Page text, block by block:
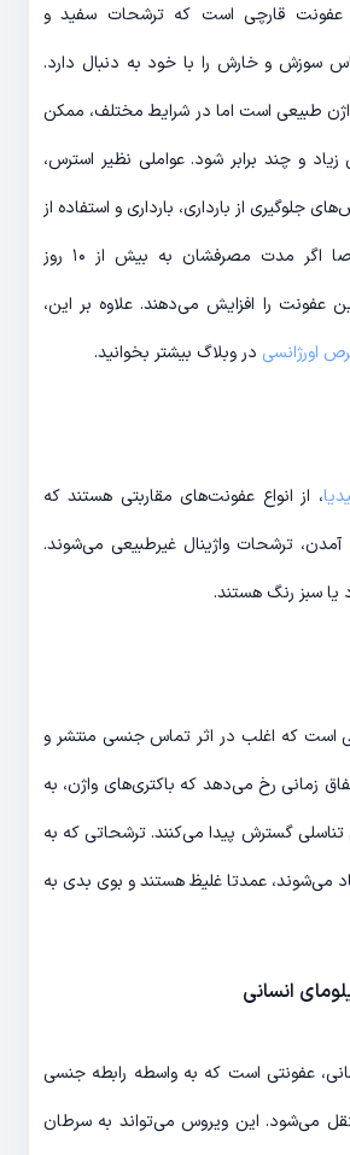
عفونت قارچی است که ترشحات سفید و
سوزش و خارش را با خود به دنبال دارد.
طبیعی است اما در شرایط مختلف، ممکن
و چند برابر شود. عواملی نظیر استرس،
جلوگیری از بارداری، بارداری و استفاده از
آنتی‌بیوتیک‌ها (خصوصا اگر مدت مصرفشان به بیش از ۱۰ روز
عفونت را افزایش می‌دهند. علاوه بر این،
اورژانسی در وبلاگ بیشتر بخوانید.
، از انواع عفونت‌های مقاربتی هستند که
ترشحات واژینال غیرطبیعی می‌شوند.
یا سبز رنگ هستند.
است که اغلب در اثر تماس جنسی منتشر و
زمانی رخ می‌دهد که باکتری‌های واژن، به
تناسلی گسترش پیدا می‌کنند. ترشحاتی که به
می‌شوند، عمدتا غلیظ هستند و بوی بدی به
عفونتی است که به واسطه رابطه جنسی
می‌شود. این ویروس می‌تواند به سرطان